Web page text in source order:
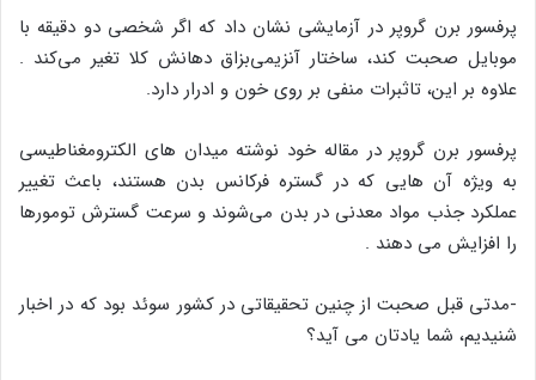
پرفسور برن گروپر در آزمایشی نشان داد که اگر شخصی دو دقیقه با
موبایل صحبت کند، ساختار آنزیمی‌بزاق دهانش کلا تغیر می‌کند .
علاوه بر این، تاثبرات منفی بر روی خون و ادرار دارد.
پرفسور برن گروپر در مقاله خود نوشته میدان های الکترومغناطیسی
به ویژه آن هایی که در گستره فرکانس بدن هستند، باعث تغییر
عملکرد جذب مواد معدنی در بدن می‌شوند و سرعت گسترش تومورها
را افزایش می دهند .
-مدتی قبل صحبت از چنین تحقیقاتی در کشور سوئد بود که در اخبار
شنیدیم، شما یادتان می آید؟